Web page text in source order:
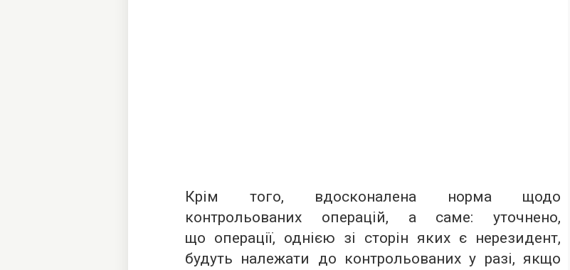
Крім того, вдосконалена норма щодо
контрольованих операцій, а саме: уточнено,
що операції, однією зі сторін яких є нерезидент,
будуть належати до контрольованих у разі, якщо